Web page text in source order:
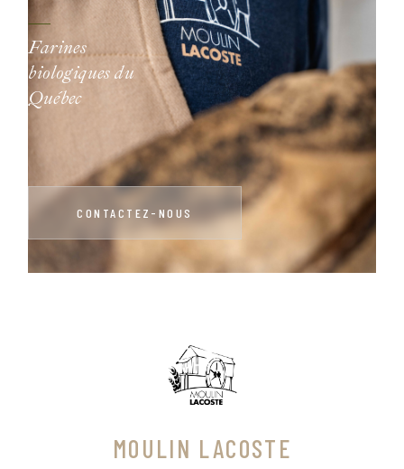
Farines
biologiques du
Québec
CONTACTEZ-NOUS
MOULIN LACOSTE